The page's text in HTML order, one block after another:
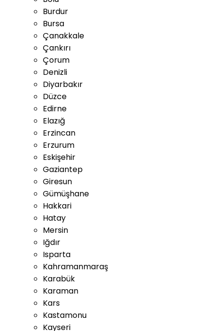
Burdur
Bursa
Çanakkale
Çankırı
Çorum
Denizli
Diyarbakır
Düzce
Edirne
Elazığ
Erzincan
Erzurum
Eskişehir
Gaziantep
Giresun
Gümüşhane
Hakkari
Hatay
Mersin
Iğdır
Isparta
Kahramanmaraş
Karabük
Karaman
Kars
Kastamonu
Kayseri